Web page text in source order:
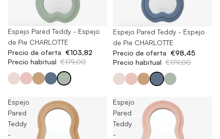
-42%
Espejo Pared Teddy - Espejo
de Pie CHARLOTTE
Precio de oferta €103,82
Precio habitual €179,00
-45%
Espejo Pared Teddy - Espejo
de Pie CHARLOTTE
Precio de oferta €98,45
Precio habitual €179,00
Espejo
Pared
Teddy
-
Espejo
Pared
Teddy
-